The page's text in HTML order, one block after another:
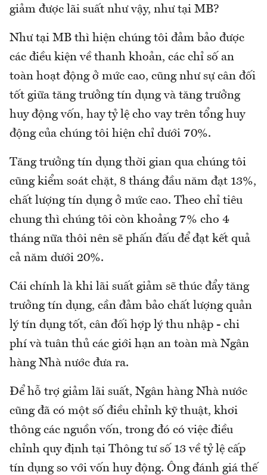
giảm được lãi suất như vậy, như tại MB?
Như tại MB thì hiện chúng tôi đảm bảo được
các điều kiện về thanh khoản, các chỉ số an
toàn hoạt động ở mức cao, cũng như sự cân đối
tốt giữa tăng trưởng tín dụng và tăng trưởng
huy động vốn, hay tỷ lệ cho vay trên tổng huy
động của chúng tôi hiện chỉ dưới 70%.
Tăng trưởng tín dụng thời gian qua chúng tôi
cũng kiểm soát chặt, 8 tháng đầu năm đạt 13%,
chất lượng tín dụng ở mức cao. Theo chỉ tiêu
chung thì chúng tôi còn khoảng 7% cho 4
tháng nữa thôi nên sẽ phấn đấu để đạt kết quả
cả năm dưới 20%.
Cái chính là khi lãi suất giảm sẽ thúc đẩy tăng
trưởng tín dụng, cần đảm bảo chất lượng quản
lý tín dụng tốt, cân đối hợp lý thu nhập - chi
phí và tuân thủ các giới hạn an toàn mà Ngân
hàng Nhà nước đưa ra.
Để hỗ trợ giảm lãi suất, Ngân hàng Nhà nước
cũng đã có một số điều chỉnh kỹ thuật, khơi
thông các nguồn vốn, trong đó có việc điều
chỉnh quy định tại Thông tư số 13 về tỷ lệ cấp
tín dụng so với vốn huy động. Ông đánh giá thế